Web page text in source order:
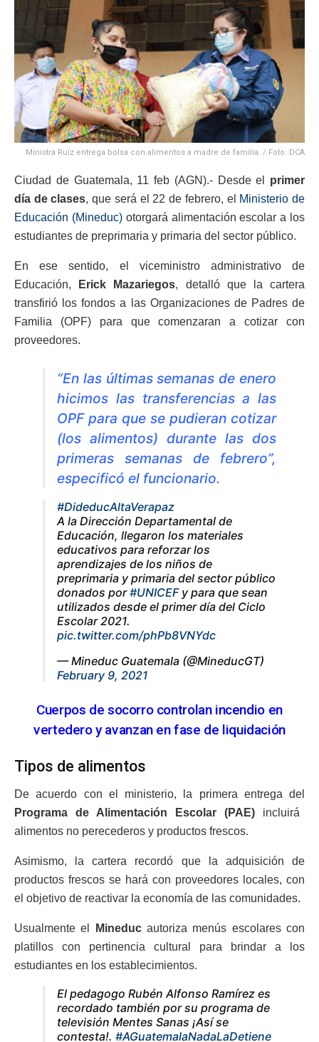
Ministra Ruíz entrega bolsa con alimentos a madre de familia. / Foto: DCA
Ciudad de Guatemala, 11 feb (AGN).- Desde el primer
día de clases, que será el 22 de febrero, el Ministerio de
Educación (Mineduc)otorgará alimentación escolar a los
estudiantes de preprimaria y primaria del sector público.
En ese sentido, el viceministro administrativo de
Educación,
Erick Mazariegos, detalló que la cartera
transfirió los fondos a las Organizaciones de Padres de
Familia (OPF) para que comenzaran a cotizar con
proveedores.
“En las últimas semanas de enero
hicimos las transferencias a las
OPF para que se pudieran cotizar
(los alimentos) durante las dos
primeras semanas de febrero”,
especificó el funcionario.
#DideducAltaVerapaz
A la Dirección Departamental de
Educación, llegaron los materiales
educativos para reforzar los
aprendizajes de los niños de
preprimaria y primaria del sector público
donados por#UNICEFy para que sean
utilizados desde el primer día del Ciclo
Escolar 2021.
pic.twitter.com/phPb8VNYdc
— Mineduc Guatemala (@MineducGT)
February 9, 2021
Cuerpos de socorro controlan incendio en
vertedero y avanzan en fase de liquidación
Tipos de alimentos
De acuerdo con el ministerio, la primera entrega del
Programa de Alimentación Escolar (PAE) incluirá
alimentos no perecederos y productos frescos.
Asimismo, la cartera recordó que la adquisición de
productos frescos se hará con proveedores locales, con
el objetivo de reactivar la economía de las comunidades.
Usualmente el Mineducautoriza menús escolares con
platillos con pertinencia cultural para brindar a los
estudiantes en los establecimientos.
El pedagogo Rubén Alfonso Ramírez es
recordado también por su programa de
televisión Mentes Sanas ¡Así se
contesta!. #AGuatemalaNadaLaDetiene